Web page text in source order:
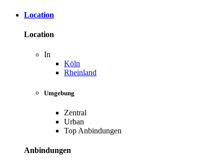
Location
Location
In
Köln
Rheinland
Umgebung
Zentral
Urban
Top Anbindungen
Anbindungen